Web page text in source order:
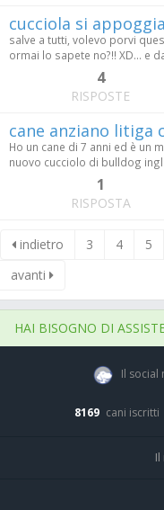
cucciola si
salve a tutti, volevo porvi
ormai lo sapete no?!! XD... e
4
RISPOSTE
cane anziano litiga
Ho un cane di 7 anni ed è un
nuovo cucciolo di bulldog
1
RISPOSTA
indietro 3 4 5
avanti
HAI BISOGNO DI
Il social
8169 cani iscritti